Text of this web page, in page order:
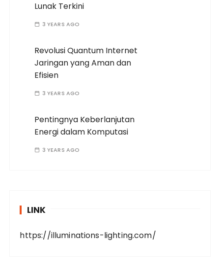
Lunak Terkini
3 YEARS AGO
Revolusi Quantum Internet
Jaringan yang Aman dan
Efisien
3 YEARS AGO
Pentingnya Keberlanjutan
Energi dalam Komputasi
3 YEARS AGO
LINK
https://illuminations-lighting.com/